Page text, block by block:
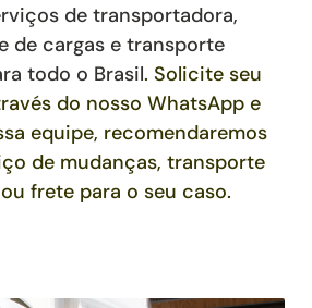
de transportadora,
de cargas e transporte
todo o Brasil. Solicite seu
do nosso WhatsApp e
equipe, recomendaremos
de mudanças, transporte
frete para o seu caso.